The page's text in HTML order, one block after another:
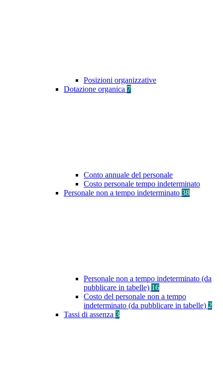
Posizioni organizzative
Dotazione organica 7
Conto annuale del personale
Costo personale tempo indeterminato
Personale non a tempo indeterminato 38
Personale non a tempo indeterminato (da
pubblicare in tabelle) 16
Costo del personale non a tempo
indeterminato (da pubblicare in tabelle) 2
Tassi di assenza 3